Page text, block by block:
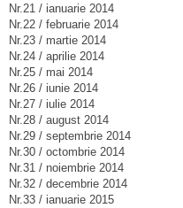
Nr.21 / ianuarie 2014
Nr.22 / februarie 2014
Nr.23 / martie 2014
Nr.24 / aprilie 2014
Nr.25 / mai 2014
Nr.26 / iunie 2014
Nr.27 / iulie 2014
Nr.28 / august 2014
Nr.29 / septembrie 2014
Nr.30 / octombrie 2014
Nr.31 / noiembrie 2014
Nr.32 / decembrie 2014
Nr.33 / ianuarie 2015